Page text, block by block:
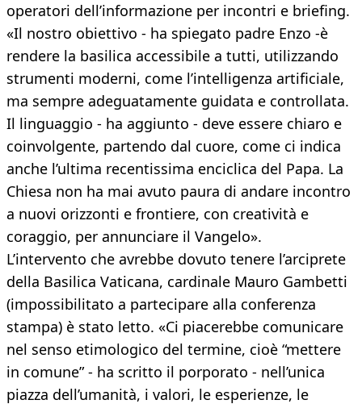
operatori dell’informazione per incontri e briefing.
«Il nostro obiettivo - ha spiegato padre Enzo -è
rendere la basilica accessibile a tutti, utilizzando
strumenti moderni, come l’intelligenza artificiale,
ma sempre adeguatamente guidata e controllata.
Il linguaggio - ha aggiunto - deve essere chiaro e
coinvolgente, partendo dal cuore, come ci indica
anche l’ultima recentissima enciclica del Papa. La
Chiesa non ha mai avuto paura di andare incontro
a nuovi orizzonti e frontiere, con creatività e
coraggio, per annunciare il Vangelo».
L’intervento che avrebbe dovuto tenere l’arciprete
della Basilica Vaticana, cardinale Mauro Gambetti
(impossibilitato a partecipare alla conferenza
stampa) è stato letto. «Ci piacerebbe comunicare
nel senso etimologico del termine, cioè “mettere
in comune” - ha scritto il porporato - nell’unica
piazza dell’umanità, i valori, le esperienze, le